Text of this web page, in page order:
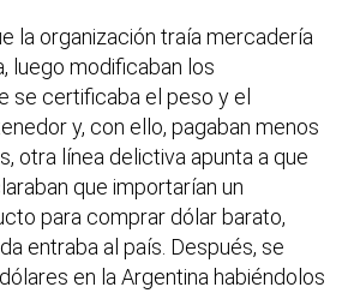
la organización traía mercadería
luego modificaban los
se certificaba el peso y el
y, con ello, pagaban menos
otra línea delictiva apunta a que
que importarían un
para comprar dólar barato,
entraba al país. Después, se
en la Argentina habiéndolos